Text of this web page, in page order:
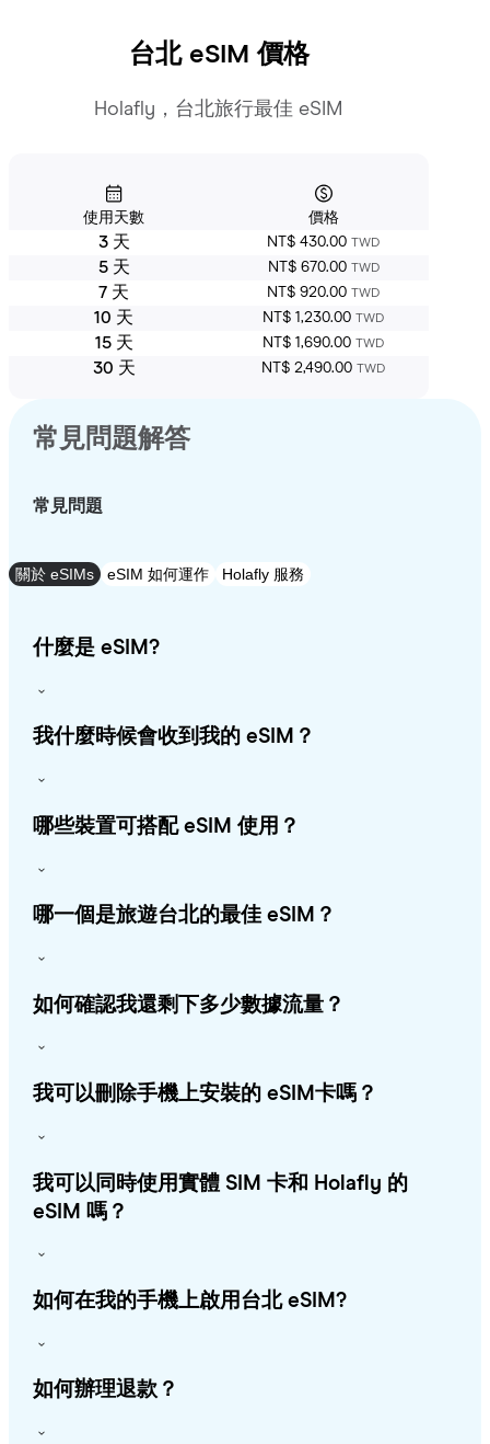
台北eSIM 價格
Holafly，台北旅行最佳 eSIM
使用天數 價格
3 天 NT$ 430.00 TWD
5 天 NT$ 670.00 TWD
7 天 NT$ 920.00 TWD
10 天 NT$ 1,230.00 TWD
15 天 NT$ 1,690.00 TWD
30 天 NT$ 2,490.00 TWD
常見問題解答
常見問題
關於 eSIMs eSIM 如何運作 Holafly 服務
什麼是 eSIM?
我什麼時候會收到我的 eSIM？
哪些裝置可搭配 eSIM 使用？
哪一個是旅遊台北的最佳 eSIM？
如何確認我還剩下多少數據流量？
我可以刪除手機上安裝的 eSIM卡嗎？
我可以同時使用實體 SIM 卡和 Holafly 的
eSIM 嗎？
如何在我的手機上啟用台北 eSIM?
如何辦理退款？